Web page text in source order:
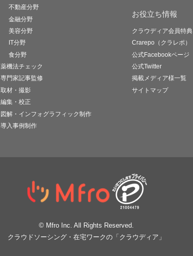
不動産分野
金融分野
美容分野
IT分野
食分野
薬機法チェック
専門家記事監修
取材・撮影
編集・校正
図解・インフォグラフィック制作
導入事例制作
お役立ち情報
クラウディア会員特典
Crarepo（クラレポ）
公式Facebookページ
公式Twitter
掲載メディア様一覧
サイトマップ
© Mfro Inc. All Rights Reserved.
クラウドソーシング・在宅ワークの「クラウディア」